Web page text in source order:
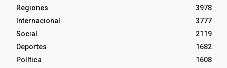
Regiones
3978
Internacional
3777
Social
2119
Deportes
1682
Política
1608